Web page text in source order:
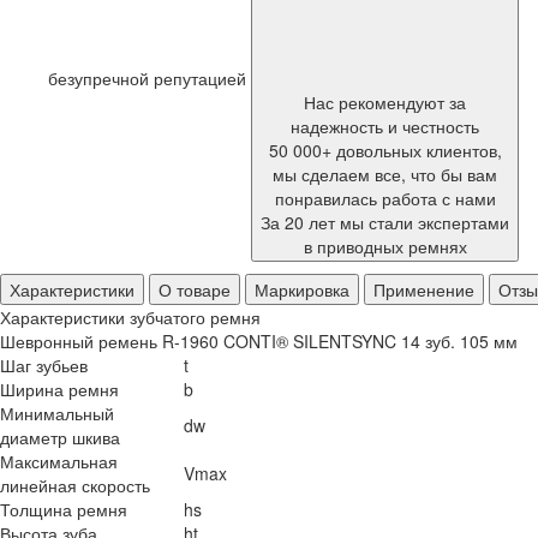
безупречной репутацией
Нас рекомендуют за
надежность и честность
50 000+ довольных клиентов,
мы сделаем все, что бы вам
понравилась работа с нами
За 20 лет мы стали экспертами
в приводных ремнях
Характеристики
О товаре Маркировка Применение
Характеристики зубчатого ремня
Шевронный ремень R-1960 CONTI® SILENTSYNC 14 зуб. 105 мм
Шаг зубьев
t
Ширина ремня
b
Минимальный
диаметр шкива
dw
Максимальная
линейная скорость
Vmax
Толщина ремня
hs
Высота зуба
ht